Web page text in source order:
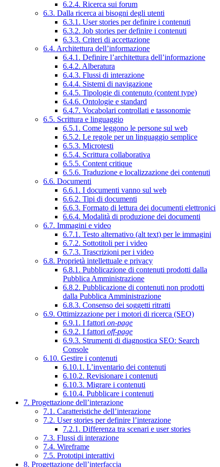
6.2.4. Ricerca sui forum
6.3. Dalla ricerca ai bisogni degli utenti
6.3.1. User stories per definire i contenuti
6.3.2. Job stories per definire i contenuti
6.3.3. Criteri di accettazione
6.4. Architettura dell’informazione
6.4.1. Definire l’architettura dell’informazione
6.4.2. Alberatura
6.4.3. Flussi di interazione
6.4.4. Sistemi di navigazione
6.4.5. Tipologie di contenuto (content type)
6.4.6. Ontologie e standard
6.4.7. Vocabolari controllati e tassonomie
6.5. Scrittura e linguaggio
6.5.1. Come leggono le persone sul web
6.5.2. Le regole per un linguaggio semplice
6.5.3. Microtesti
6.5.4. Scrittura collaborativa
6.5.5. Content critique
6.5.6. Traduzione e localizzazione dei contenuti
6.6. Documenti
6.6.1. I documenti vanno sul web
6.6.2. Tipi di documenti
6.6.3. Formato di lettura dei documenti elettronici
6.6.4. Modalità di produzione dei documenti
6.7. Immagini e video
6.7.1. Testo alternativo (alt text) per le immagini
6.7.2. Sottotitoli per i video
6.7.3. Trascrizioni per i video
6.8. Proprietà intellettuale e privacy
6.8.1. Pubblicazione di contenuti prodotti dalla
Pubblica Amministrazione
6.8.2. Pubblicazione di contenuti non prodotti
dalla Pubblica Amministrazione
6.8.3. Consenso dei soggetti ritratti
6.9. Ottimizzazione per i motori di ricerca (SEO)
6.9.1. I fattori on-page
6.9.2. I fattori off-page
6.9.3. Strumenti di diagnostica SEO: Search
Console
6.10. Gestire i contenuti
6.10.1. L’inventario dei contenuti
6.10.2. Revisionare i contenuti
6.10.3. Migrare i contenuti
6.10.4. Pubblicare i contenuti
7. Progettazione dell’interazione
7.1. Caratteristiche dell’interazione
7.2. User stories per definire l’interazione
7.2.1. Differenza tra scenari e user stories
7.3. Flussi di interazione
7.4. Wireframe
7.5. Prototipi interattivi
8. Progettazione dell’interfaccia